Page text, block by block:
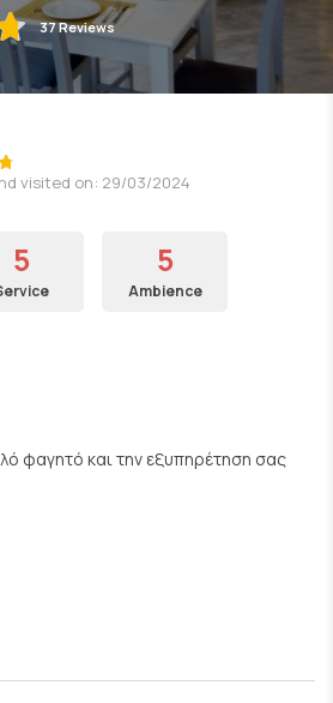
37 Reviews
visited on: 29/03/2024
5 5
Ambience
φαγητό και την εξυπηρέτηση σας